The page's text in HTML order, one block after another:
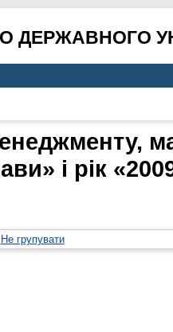
ДЕРЖАВНОГО
і рік
Не групувати